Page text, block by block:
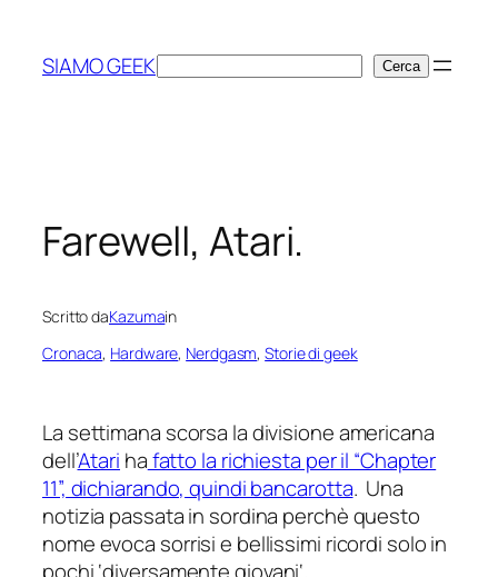
contenuto
SIAMO GEEKCerca Cerca
Farewell, Atari.
Scritto daKazumain
Cronaca, Hardware, Nerdgasm, Storie di geek
La settimana scorsa la divisione americana
dell’Atari hafatto la richiesta per il “Chapter
11”, dichiarando, quindi bancarotta. Una
notizia passata in sordina perchè questo
nome evoca sorrisi e bellissimi ricordi solo in